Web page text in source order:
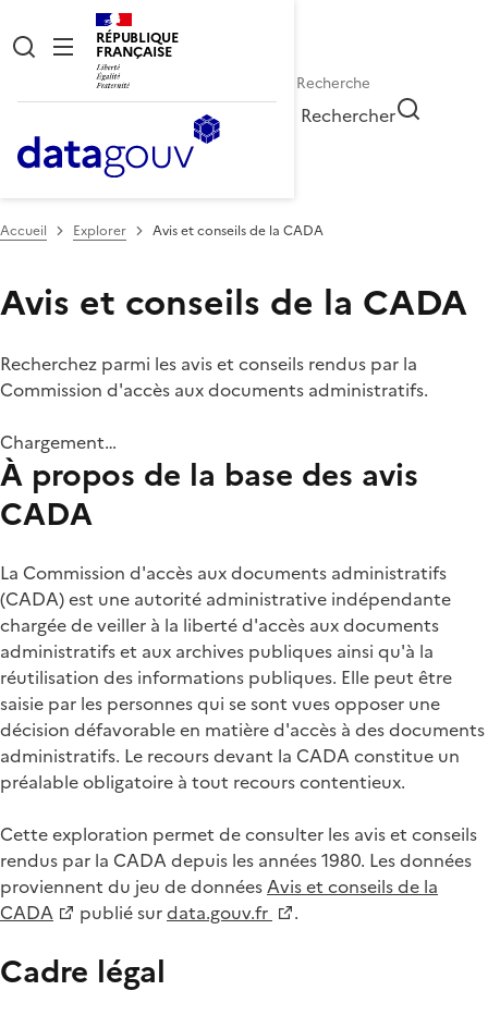
RÉPUBLIQUE
FRANÇAISE
Rechercher
Accueil Explorer Avis et conseils de la CADA
Avis et conseils de la CADA
Recherchez parmi les avis et conseils rendus par la
Commission d'accès aux documents administratifs.
Chargement…
À propos de la base des avis
CADA
La Commission d'accès aux documents administratifs
(CADA) est une autorité administrative indépendante
chargée de veiller à la liberté d'accès aux documents
administratifs et aux archives publiques ainsi qu'à la
réutilisation des informations publiques. Elle peut être
saisie par les personnes qui se sont vues opposer une
décision défavorable en matière d'accès à des documents
administratifs. Le recours devant la CADA constitue un
préalable obligatoire à tout recours contentieux.
Cette exploration permet de consulter les avis et conseils
rendus par la CADA depuis les années 1980. Les données
proviennent du jeu de donnéesAvis et conseils de la
CADA
publié surdata.gouv.fr .
Cadre légal